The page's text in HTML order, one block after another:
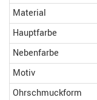
Material
Hauptfarbe
Nebenfarbe
Motiv
Ohrschmuckform